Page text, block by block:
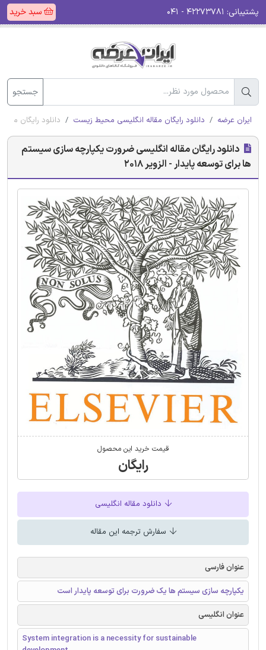
پشتیبانی: سبد خرید
جستجو
ایران عرضه دانلود رایگان مقاله انگلیسی محیط زیست دانلود رایگان
دانلود رایگان مقاله انگلیسی ضرورت یکپارچه سازی سیستم
ها برای توسعه پایدار - الزویر 2018
قیمت خرید این محصول
رایگان
دانلود مقاله انگلیسی
سفارش ترجمه این مقاله
عنوان فارسی
یکپارچه سازی سیستم ها یک ضرورت برای توسعه پایدار است
عنوان انگلیسی
System integration is a necessity for sustainable